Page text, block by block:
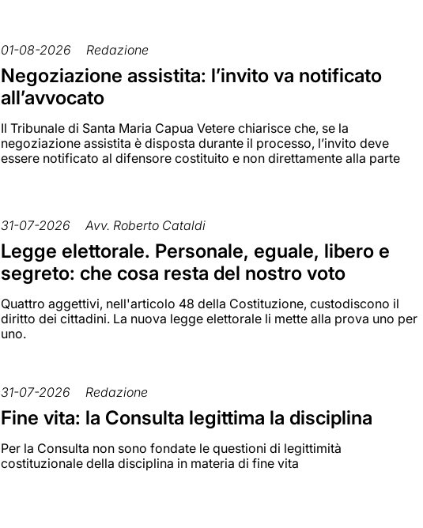
01-08-2026 Redazione
Negoziazione assistita: l’invito va notificato
all’avvocato
Il Tribunale di Santa Maria Capua Vetere chiarisce che, se la
negoziazione assistita è disposta durante il processo, l’invito deve
essere notificato al difensore costituito e non direttamente alla parte
31-07-2026 Avv. Roberto Cataldi
Legge elettorale. Personale, eguale, libero e
segreto: che cosa resta del nostro voto
Quattro aggettivi, nell'articolo 48 della Costituzione, custodiscono il
diritto dei cittadini. La nuova legge elettorale li mette alla prova uno per
uno.
31-07-2026 Redazione
Fine vita: la Consulta legittima la disciplina
Per la Consulta non sono fondate le questioni di legittimità
costituzionale della disciplina in materia di fine vita